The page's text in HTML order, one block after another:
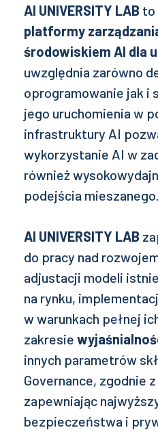
AI UNIVERSITY LAB to
platformy
środowiskiem AI dla
uwzględnia zarówno
oprogramowanie jak i
jego uruchomienia w
infrastruktury AI
wykorzystanie AI w
również
podejścia mieszanego.
AI UNIVERSITY LAB
do pracy nad
adjustacji modeli
na rynku,
w warunkach pełnej
zakresie
innych parametrów
Governance, zgodnie
zapewniając
bezpieczeństwa i